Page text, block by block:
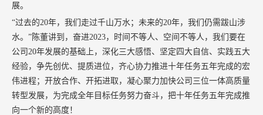
展。
“过去的20年，我们走过千山万水；未来的20年，我们仍需跋山涉
水。”陈董讲到，奋进2023，时间不等人、空间不等人，我们要在
公司20年发展的基础上，深化三大感悟、坚定四大自信、实践五大
经验，争先创优、提质进位，齐心协力推进十年任务五年完成的宏
伟进程；开放合作、开拓进取，凝心聚力加快公司三位一体高质量
转型发展，为完成全年目标任务努力奋斗，把十年任务五年完成推
向一个新的高度！